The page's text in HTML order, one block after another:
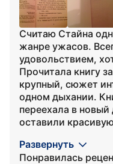
Считаю Стайна
жанре ужасов.
удовольствием,
Прочитала книгу
крупный, сюжет
одном дыхании.
переехала в
оставили
Развернуть
Понравилась